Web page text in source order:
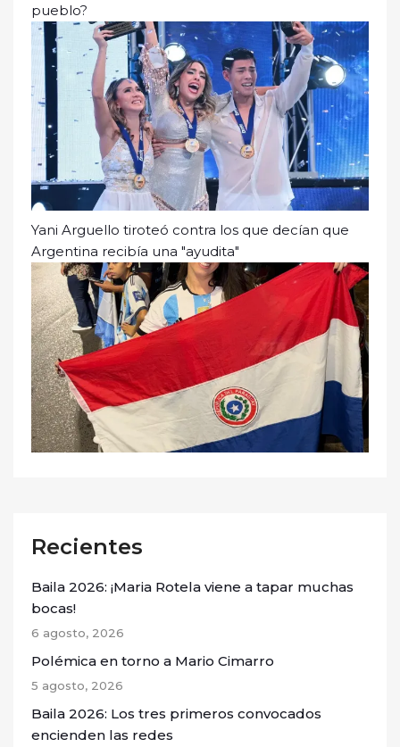
pueblo?
Yani Arguello tiroteó contra los que decían que
Argentina recibía una "ayudita"
Recientes
Baila 2026: ¡Maria Rotela viene a tapar muchas
bocas!
6 agosto, 2026
Polémica en torno a Mario Cimarro
5 agosto, 2026
Baila 2026: Los tres primeros convocados
encienden las redes